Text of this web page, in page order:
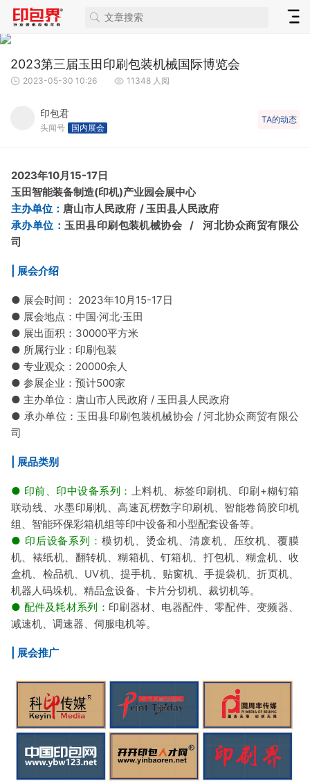
2023第三届玉田印刷包装机械国际博览会
2023-05-30 10:26 11348 人阅
印包君
头闻号 国内展会
TA的动态
2023年10月15-17日
玉田智能装备制造(印机)产业园会展中心
主办单位： 唐山市人民政府 / 玉田县人民政府
承办单位：玉田县印刷包装机械协会 / 河北协众商贸有限公
司
| 展会介绍
● 展会时间： 2023年10月15-17日
● 展会地点：中国·河北·玉田
● 展出面积：30000平方米
● 所属行业：印刷包装
● 专业观众：20000余人
● 参展企业：预计500家
● 主办单位：唐山市人民政府 / 玉田县人民政府
● 承办单位：玉田县印刷包装机械协会 / 河北协众商贸有限公
司
| 展品类别
● 印前、印中设备系列： 上料机、标签印刷机、印刷+糊钉箱
联动线、水墨印刷机、高速瓦楞数字印刷机、智能卷筒胶印机
组、智能环保彩箱机组等印中设备和小型配套设备等。
● 印后设备系列： 模切机、烫金机、清废机、压纹机、覆膜
机、裱纸机、翻转机、糊箱机、钉箱机、打包机、糊盒机、收
盒机、检品机、UV机、提手机、贴窗机、手提袋机、折页机、
机器人码垛机、精品盒设备、卡片分切机、裁切机等。
● 配件及耗材系列： 印刷器材、电器配件、零配件、变频器、
减速机、调速器、伺服电机等。
| 展会推广